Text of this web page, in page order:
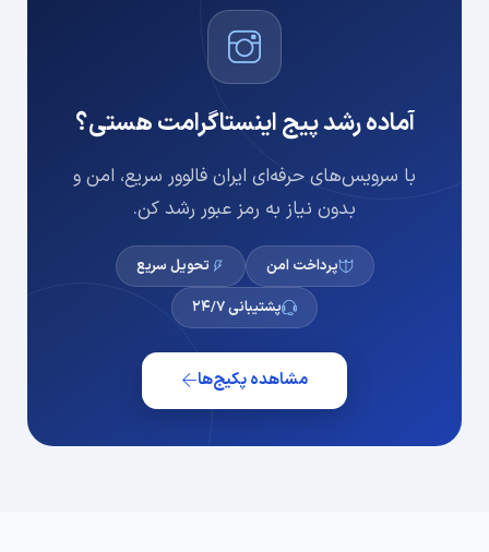
آماده رشد پیج اینستاگرامت هستی؟
با سرویس‌های حرفه‌ای ایران فالوور سریع، امن و
بدون نیاز به رمز عبور رشد کن.
پرداخت امن
تحویل سریع
پشتیبانی ۲۴/۷
مشاهده پکیج‌ها